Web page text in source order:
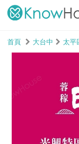
首頁
大台中 太平